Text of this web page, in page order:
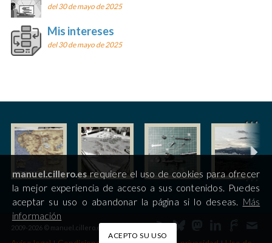
del 30 de mayo de 2025
Mis intereses
del 30 de mayo de 2025
2009-2026 © manuel.cillero.es
manuel.cillero.esrequiere el uso de cookies para ofrecer
la mejor experiencia de acceso a sus contenidos. Puedes
aceptar su uso o abandonar la página si lo deseas. Más
información
ACEPTO SU USO